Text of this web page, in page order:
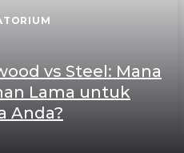
vs Steel: Mana
Lama untuk
Anda?